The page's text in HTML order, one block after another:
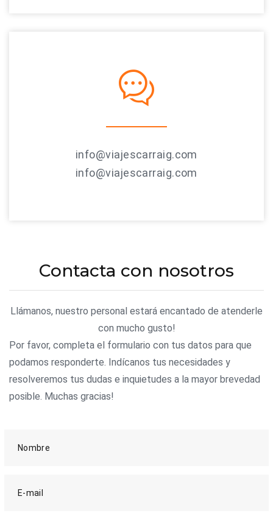
info@viajescarraig.com
info@viajescarraig.com
Contacta con nosotros
Llámanos, nuestro personal estará encantado de atenderle
con mucho gusto!
Por favor, completa el formulario con tus datos para que
podamos responderte. Indícanos tus necesidades y
resolveremos tus dudas e inquietudes a la mayor brevedad
posible. Muchas gracias!
Nombre
E-mail